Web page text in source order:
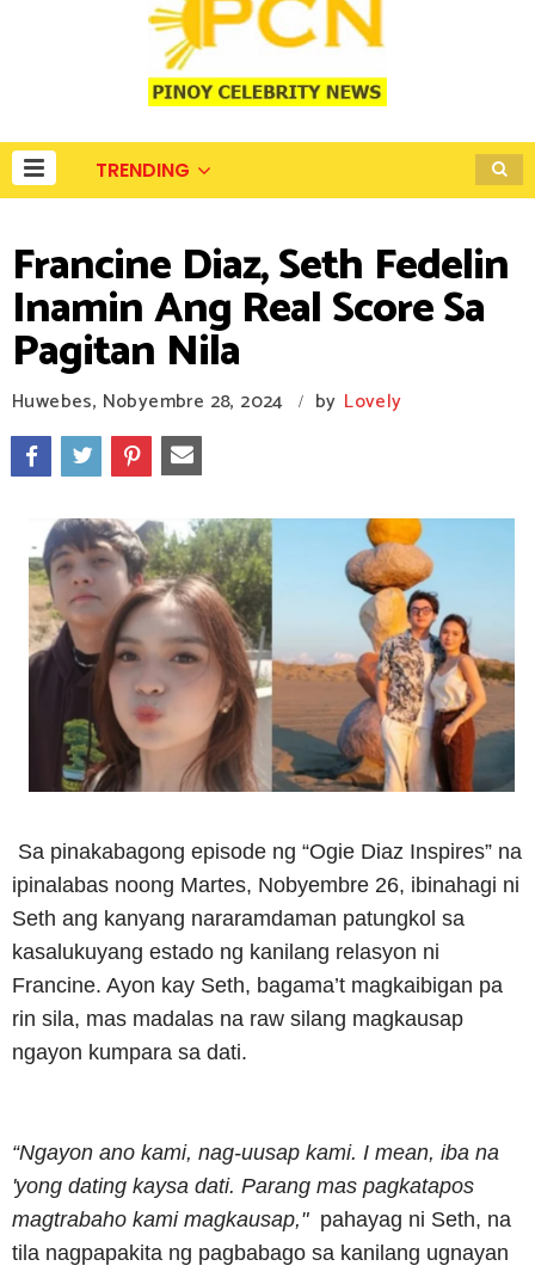
TRENDING
Francine Diaz, Seth Fedelin
Inamin Ang Real Score Sa
Pagitan Nila
Huwebes, Nobyembre 28, 2024 / by Lovely
Sa pinakabagong episode ng “Ogie Diaz Inspires” na
ipinalabas noong Martes, Nobyembre 26, ibinahagi ni
Seth ang kanyang nararamdaman patungkol sa
kasalukuyang estado ng kanilang relasyon ni
Francine. Ayon kay Seth, bagama’t magkaibigan pa
rin sila, mas madalas na raw silang magkausap
ngayon kumpara sa dati.
“Ngayon ano kami, nag-uusap kami. I mean, iba na
'yong dating kaysa dati. Parang mas pagkatapos
magtrabaho kami magkausap,"pahayag ni Seth, na
tila nagpapakita ng pagbabago sa kanilang ugnayan